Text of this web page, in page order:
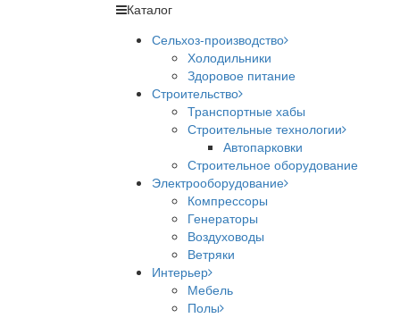
Каталог
Сельхоз-производство
Холодильники
Здоровое питание
Строительство
Транспортные хабы
Строительные технологии
Автопарковки
Строительное оборудование
Электрооборудование
Компрессоры
Генераторы
Воздуховоды
Ветряки
Интерьер
Мебель
Полы